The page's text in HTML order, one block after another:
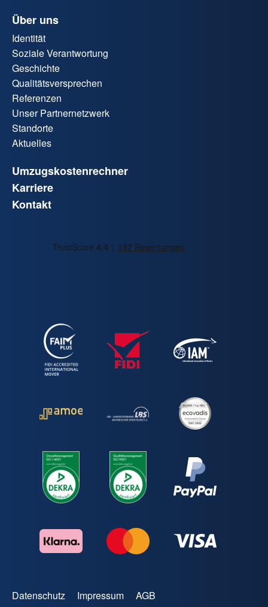
Über uns
Identität
Soziale Verantwortung
Geschichte
Qualitätsversprechen
Referenzen
Unser Partnernetzwerk
Standorte
Aktuelles
Umzugskostenrechner
Karriere
Kontakt
Datenschutz Impressum AGB